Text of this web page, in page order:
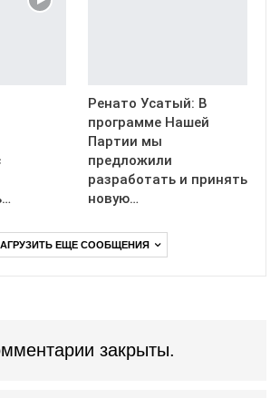
Ренато Усатый: В
программе Нашей
Партии мы
предложили
разработать и принять
новую…
ЕЩЕ СООБЩЕНИЯ
закрыты.